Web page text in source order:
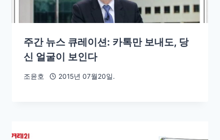
주간 뉴스 큐레이션: 카톡만 보내도, 당
신 얼굴이 보인다
조윤호 2015년 07월20일.